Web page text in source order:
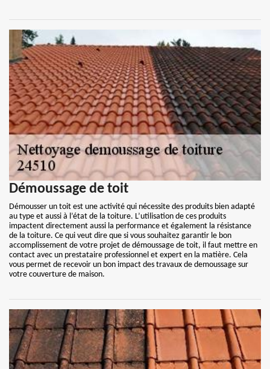
Démoussage de toit
Démousser un toit est une activité qui nécessite des produits bien adapté
au type et aussi à l’état de la toiture. L’utilisation de ces produits
impactent directement aussi la performance et également la résistance
de la toiture. Ce qui veut dire que si vous souhaitez garantir le bon
accomplissement de votre projet de démoussage de toit, il faut mettre en
contact avec un prestataire professionnel et expert en la matière. Cela
vous permet de recevoir un bon impact des travaux de demoussage sur
votre couverture de maison.